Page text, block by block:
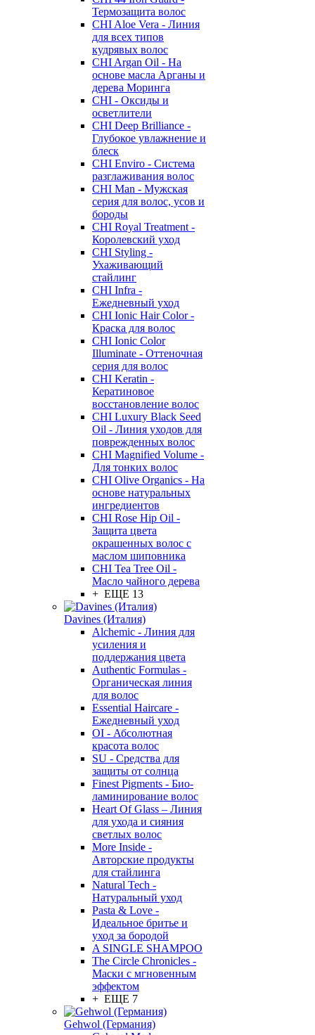
Термозащита волос
CHI Aloe Vera - Линия
для всех типов
кудрявых волос
CHI Argan Oil - На
основе масла Арганы и
дерева Моринга
CHI - Оксиды и
осветлители
CHI Deep Brilliance -
Глубокое увлажнение и
блеск
CHI Enviro - Система
разглаживания волос
CHI Man - Мужская
серия для волос, усов и
бороды
CHI Royal Treatment -
Королевский уход
CHI Styling -
Ухаживающий
стайлинг
CHI Infra -
Ежедневный уход
CHI Ionic Hair Color -
Краска для волос
CHI Ionic Color
Illuminate - Оттеночная
серия для волос
CHI Keratin -
Кератиновое
восстановление волос
CHI Luxury Black Seed
Oil - Линия уходов для
поврежденных волос
CHI Magnified Volume -
Для тонких волос
CHI Olive Organics - На
основе натуральных
ингредиентов
CHI Rose Hip Oil -
Защита цвета
окрашенных волос с
маслом шиповника
CHI Tea Tree Oil -
Масло чайного дерева
+ ЕЩЕ 13
Davines (Италия)
Alchemic - Линия для
усиления и
поддержания цвета
Authentic Formulas -
Органическая линия
для волос
Essential Haircare -
Eжедневный уход
OI - Абсолютная
красота волос
SU - Средства для
защиты от солнца
Finest Pigments - Био-
ламинирование волос
Heart Of Glass – Линия
для ухода и сияния
светлых волос
More Inside -
Авторские продукты
для стайлинга
Natural Tech -
Натуральный уход
Pasta & Love -
Идеальное бритье и
уход за бородой
A SINGLE SHAMPOO
The Circle Chronicles -
Маски с мгновенным
эффектом
+ ЕЩЕ 7
Gehwol (Германия)